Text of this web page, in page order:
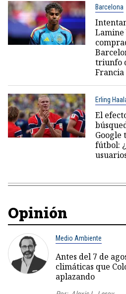
Barcelona
Lamine
triunfo
Francia
Erling
El
Google
fútbol:
Opinión
Medio Ambiente
Antes del 7 de
climáticas que
aplazando